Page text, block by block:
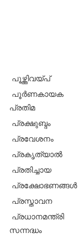
പൂഴ്ത്തിവയ്പ്
പൂര്‍ണകായക
പ്രതിമ
പ്രക്ഷുബ്ദം
പ്രവേശനം
പ്രകൃത്യാല്‍
പ്രതിച്ചായ
പ്രക്ഷോഭണങ്ങള്‍
പ്രസ്താവന
പ്രധാനമന്ത്രി
സന്നദ്ധം